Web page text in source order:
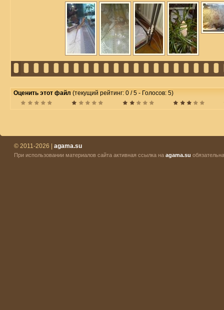
Оценить этот файл (текущий рейтинг: 0 / 5 - Голосов: 5)
© 2011-2026 | agama.su
При использовании материалов сайта активная ссылка на agama.su